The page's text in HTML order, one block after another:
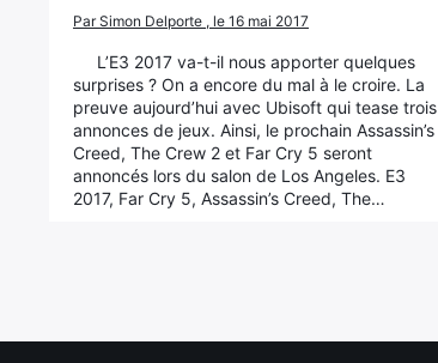
Par Simon Delporte , le 16 mai 2017
L’E3 2017 va-t-il nous apporter quelques
surprises ? On a encore du mal à le croire. La
preuve aujourd’hui avec Ubisoft qui tease trois
annonces de jeux. Ainsi, le prochain Assassin’s
Creed, The Crew 2 et Far Cry 5 seront
annoncés lors du salon de Los Angeles. E3
2017, Far Cry 5, Assassin’s Creed, The…